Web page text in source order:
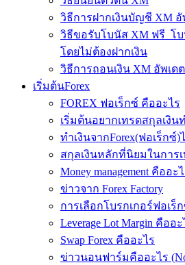
วิธีการฝากเงินบัญชี XM อั
วิธีขอรับโบนัส XM ฟรี โบ
โดยไม่ต้องฝากเงิน
วิธีการถอนเงิน XM อัพเดต
เริ่มต้นForex
FOREX ฟอเร็กซ์ คืออะไร
เริ่มต้นอยากเทรดสกุลเงิน
ทำเงินจากForex(ฟอเร็กซ์)
สกุลเงินหลักที่นิยมในการ
Money management คืออะ
ข่าวจาก Forex Factory
การเลือกโบรกเกอร์ฟอเร็
Leverage Lot Margin คืออะ
Swap Forex คืออะไร
ข่าวนอนฟาร์มคืออะไร